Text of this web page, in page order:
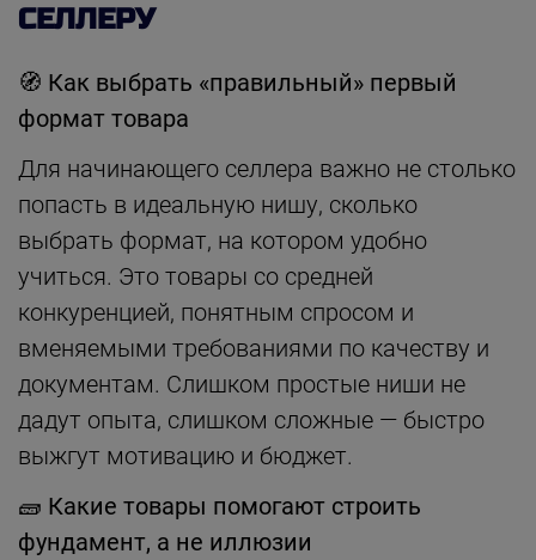
СЕЛЛЕРУ
🧭 Как выбрать «правильный» первый
формат товара
Для начинающего селлера важно не столько
попасть в идеальную нишу, сколько
выбрать формат, на котором удобно
учиться. Это товары со средней
конкуренцией, понятным спросом и
вменяемыми требованиями по качеству и
документам. Слишком простые ниши не
дадут опыта, слишком сложные — быстро
выжгут мотивацию и бюджет.
🧱 Какие товары помогают строить
фундамент, а не иллюзии